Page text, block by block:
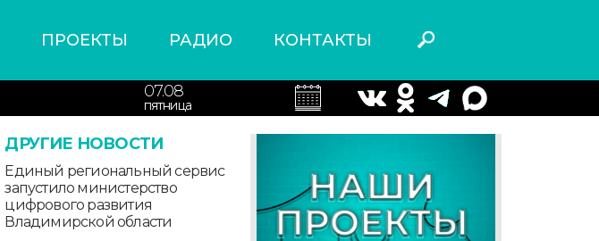
ПРОЕКТЫ РАДИО КОНТАКТЫ
07.08
пятница
ДРУГИЕ НОВОСТИ
Единый региональный сервис
запустило министерство
цифрового развития
Владимирской области